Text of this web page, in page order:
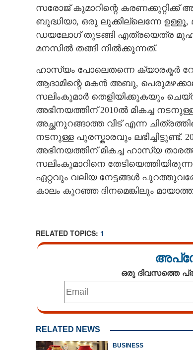
സരോജ് കുമാറിന്റെ കരണക്കുറ്റിക്ക്
ബുദ്ധിയാ, ഒരു ലുക്കില്ലെന്നേ ഉള്ളൂ,
ഡയലോഗ് തുടങ്ങി എത്രയെത്ര
മനസിൽ തങ്ങി നിൽക്കുന്നത്.
ഹാസ്യം പോലെതന്നെ ക്യാരക്ടർ
ആദാമിന്റെ മകൻ അബു,
സലിംകുമാർ തെളിയിക്കുകയും
അഭിനയത്തിന് 2010ൽ മികച്ച
അച്ഛനുറങ്ങാത്ത വീട് എന്ന
നടനുള്ള പുരസ്കാരവും
അഭിനയത്തിന് മികച്ച ഹാസ്യ
സലിംകുമാറിനെ
ഏറ്റവും വലിയ നേട്ടങ്ങൾ
കാലം കുറഞ്ഞ ദിനമെങ്കിലും മായാത്ത
RELATED TOPICS: 1
ഒരു ദിവസത്തെ
RELATED NEWS
BUSINESS